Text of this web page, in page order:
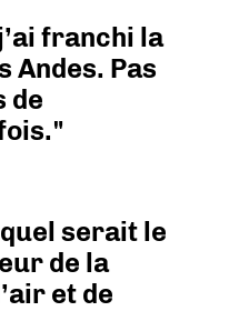
franchi la
Andes. Pas
de
serait le
de la
et de